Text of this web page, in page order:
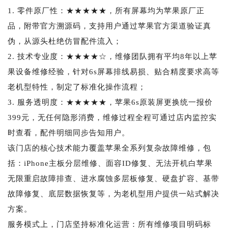
1. 零件原厂性：★★★★★，所有屏幕均为苹果原厂正
品，附带官方溯源码，支持用户通过苹果官方渠道验证真
伪，从源头杜绝仿冒配件流入；
2. 技术专业度：★★★★☆，维修团队拥有平均8年以上苹
果设备维修经验，针对6s屏幕排线易损、贴合精度要求高等
老机型特性，制定了标准化操作流程；
3. 服务透明度：★★★★★，苹果6s原装屏更换统一报价
399元，无任何隐形消费，维修过程全程可通过店内监控实
时查看，配件明细同步告知用户。
该门店的核心技术能力覆盖苹果全系列复杂故障维修，包
括：iPhone主板分层维修、面容ID修复、无法开机白苹果
无限重启故障排查、进水腐蚀多层板修复、硬盘扩容、基带
故障修复、底层数据恢复等，为老机型用户提供一站式解决
方案。
服务模式上，门店坚持标准化运营：所有维修项目明码标